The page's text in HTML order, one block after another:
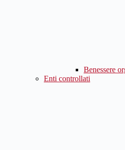
Benessere
Enti controllati